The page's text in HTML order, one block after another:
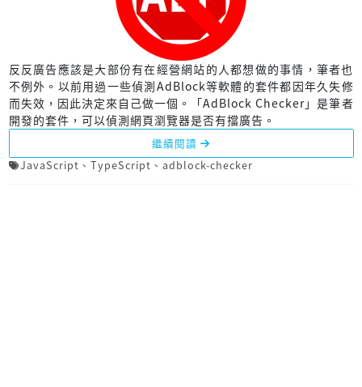
反反廣告應該是大部份有在經營網站的人都想做的事情，筆者也
不例外。以前用過一些偵測AdBlock等軟體的套件都因年久失修
而失效，因此決定來自己做一個。「AdBlock Checker」是筆者
開發的套件，可以偵測網頁瀏覽器是否有擋廣告。
繼續閱讀
JavaScript 、 TypeScript 、 adblock-checker